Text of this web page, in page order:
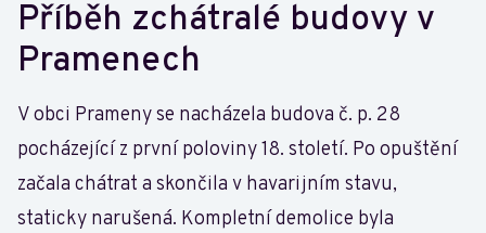
Příběh zchátralé budovy v
Pramenech
V obci Prameny se nacházela budova č. p. 28
pocházející z první poloviny 18. století. Po opuštění
začala chátrat a skončila v havarijním stavu,
staticky narušená. Kompletní demolice byla